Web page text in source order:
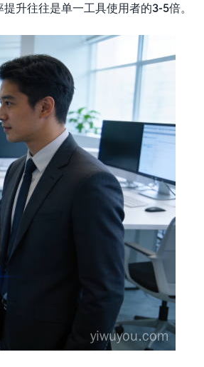
升往往是单一工具使用者的3-5倍。